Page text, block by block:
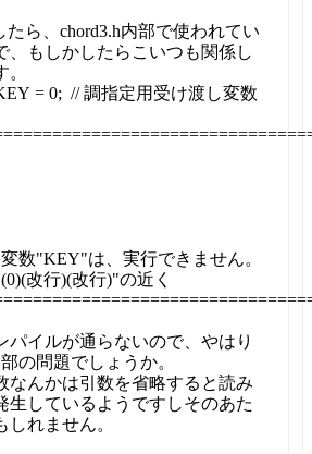
たら、chord3.h内部で使われてい
、もしかしたらこいつも関係し
= 0; // 調指定用受け渡し変数
数"KEY"は、実行できません。
改行)(改行)"の近く
パイルが通らないので、やはり
の問題でしょうか。
なんかは引数を省略すると読み
生しているようですしそのあた
しれません。